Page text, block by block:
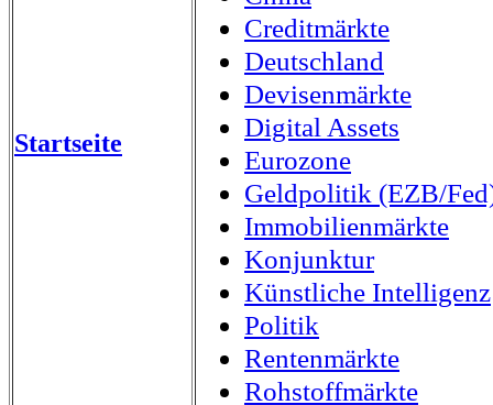
Startseite
Creditmärkte
Deutschland
Devisenmärkte
Digital Assets
Eurozone
Geldpolitik (EZB/
Immobilienmärkte
Konjunktur
Künstliche Intelligenz
Politik
Rentenmärkte
Rohstoffmärkte